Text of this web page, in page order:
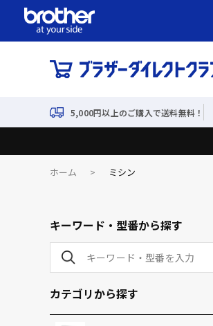
5,000円以上のご購入で送料無料！
ホーム > ミシン
キーワード・型番から探す
カテゴリから探す